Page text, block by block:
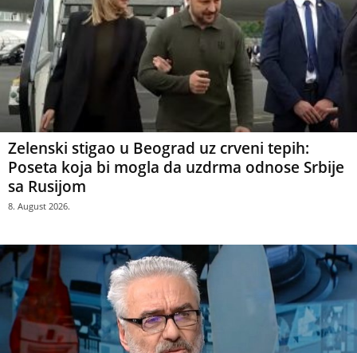
Zelenski stigao u Beograd uz crveni tepih:
Poseta koja bi mogla da uzdrma odnose Srbije
sa Rusijom
8. August 2026.